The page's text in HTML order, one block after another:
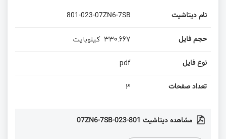
نام دیتاشیت 801-023-07ZN6-7SB
حجم فایل 330.667 کیلوبایت
نوع فایل pdf
تعداد صفحات 3
مشاهده دیتاشیت 801-023-07ZN6-7SB